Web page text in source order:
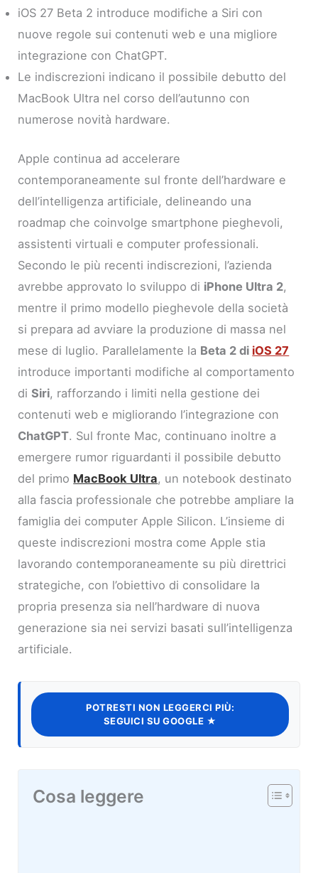
iOS 27 Beta 2 introduce modifiche a Siri con
nuove regole sui contenuti web e una migliore
integrazione con ChatGPT.
Le indiscrezioni indicano il possibile debutto del
MacBook Ultra nel corso dell’autunno con
numerose novità hardware.
Apple continua ad accelerare
contemporaneamente sul fronte dell’hardware e
dell’intelligenza artificiale, delineando una
roadmap che coinvolge smartphone pieghevoli,
assistenti virtuali e computer professionali.
Secondo le più recenti indiscrezioni, l’azienda
avrebbe approvato lo sviluppo di iPhone Ultra 2,
mentre il primo modello pieghevole della società
si prepara ad avviare la produzione di massa nel
mese di luglio. Parallelamente la Beta 2 di iOS 27
introduce importanti modifiche al comportamento
diSiri, rafforzando i limiti nella gestione dei
contenuti web e migliorando l’integrazione con
ChatGPT. Sul fronte Mac, continuano inoltre a
emergere rumor riguardanti il possibile debutto
del primo MacBook Ultra, un notebook destinato
alla fascia professionale che potrebbe ampliare la
famiglia dei computer Apple Silicon. L’insieme di
queste indiscrezioni mostra come Apple stia
lavorando contemporaneamente su più direttrici
strategiche, con l’obiettivo di consolidare la
propria presenza sia nell’hardware di nuova
generazione sia nei servizi basati sull’intelligenza
artificiale.
POTRESTI NON LEGGERCI PIÙ:
SEGUICI SU GOOGLE ★
Cosa leggere